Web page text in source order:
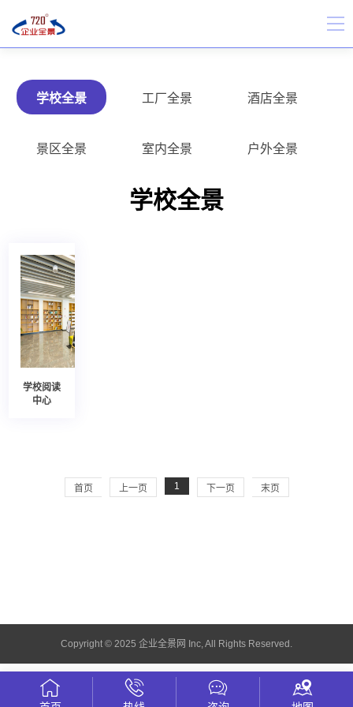
学校全景 工厂全景 酒店全景
景区全景 室内全景 户外全景
学校全景
学校阅读
中心
首页 上一页 1 下一页 末页
Copyright © 2025 企业全景网 Inc, All Rights Reserved.